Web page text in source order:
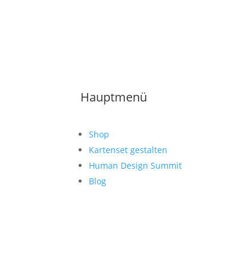
Hauptmenü
Shop
Kartenset gestalten
Human Design Summit
Blog